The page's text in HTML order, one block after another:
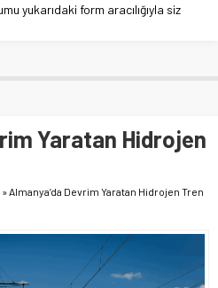
yukarıdaki form aracılığıyla siz
Yaratan Hidrojen
» Almanya’da Devrim Yaratan Hidrojen Tren